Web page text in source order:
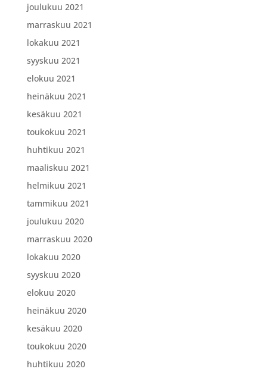
joulukuu 2021
marraskuu 2021
lokakuu 2021
syyskuu 2021
elokuu 2021
heinäkuu 2021
kesäkuu 2021
toukokuu 2021
huhtikuu 2021
maaliskuu 2021
helmikuu 2021
tammikuu 2021
joulukuu 2020
marraskuu 2020
lokakuu 2020
syyskuu 2020
elokuu 2020
heinäkuu 2020
kesäkuu 2020
toukokuu 2020
huhtikuu 2020